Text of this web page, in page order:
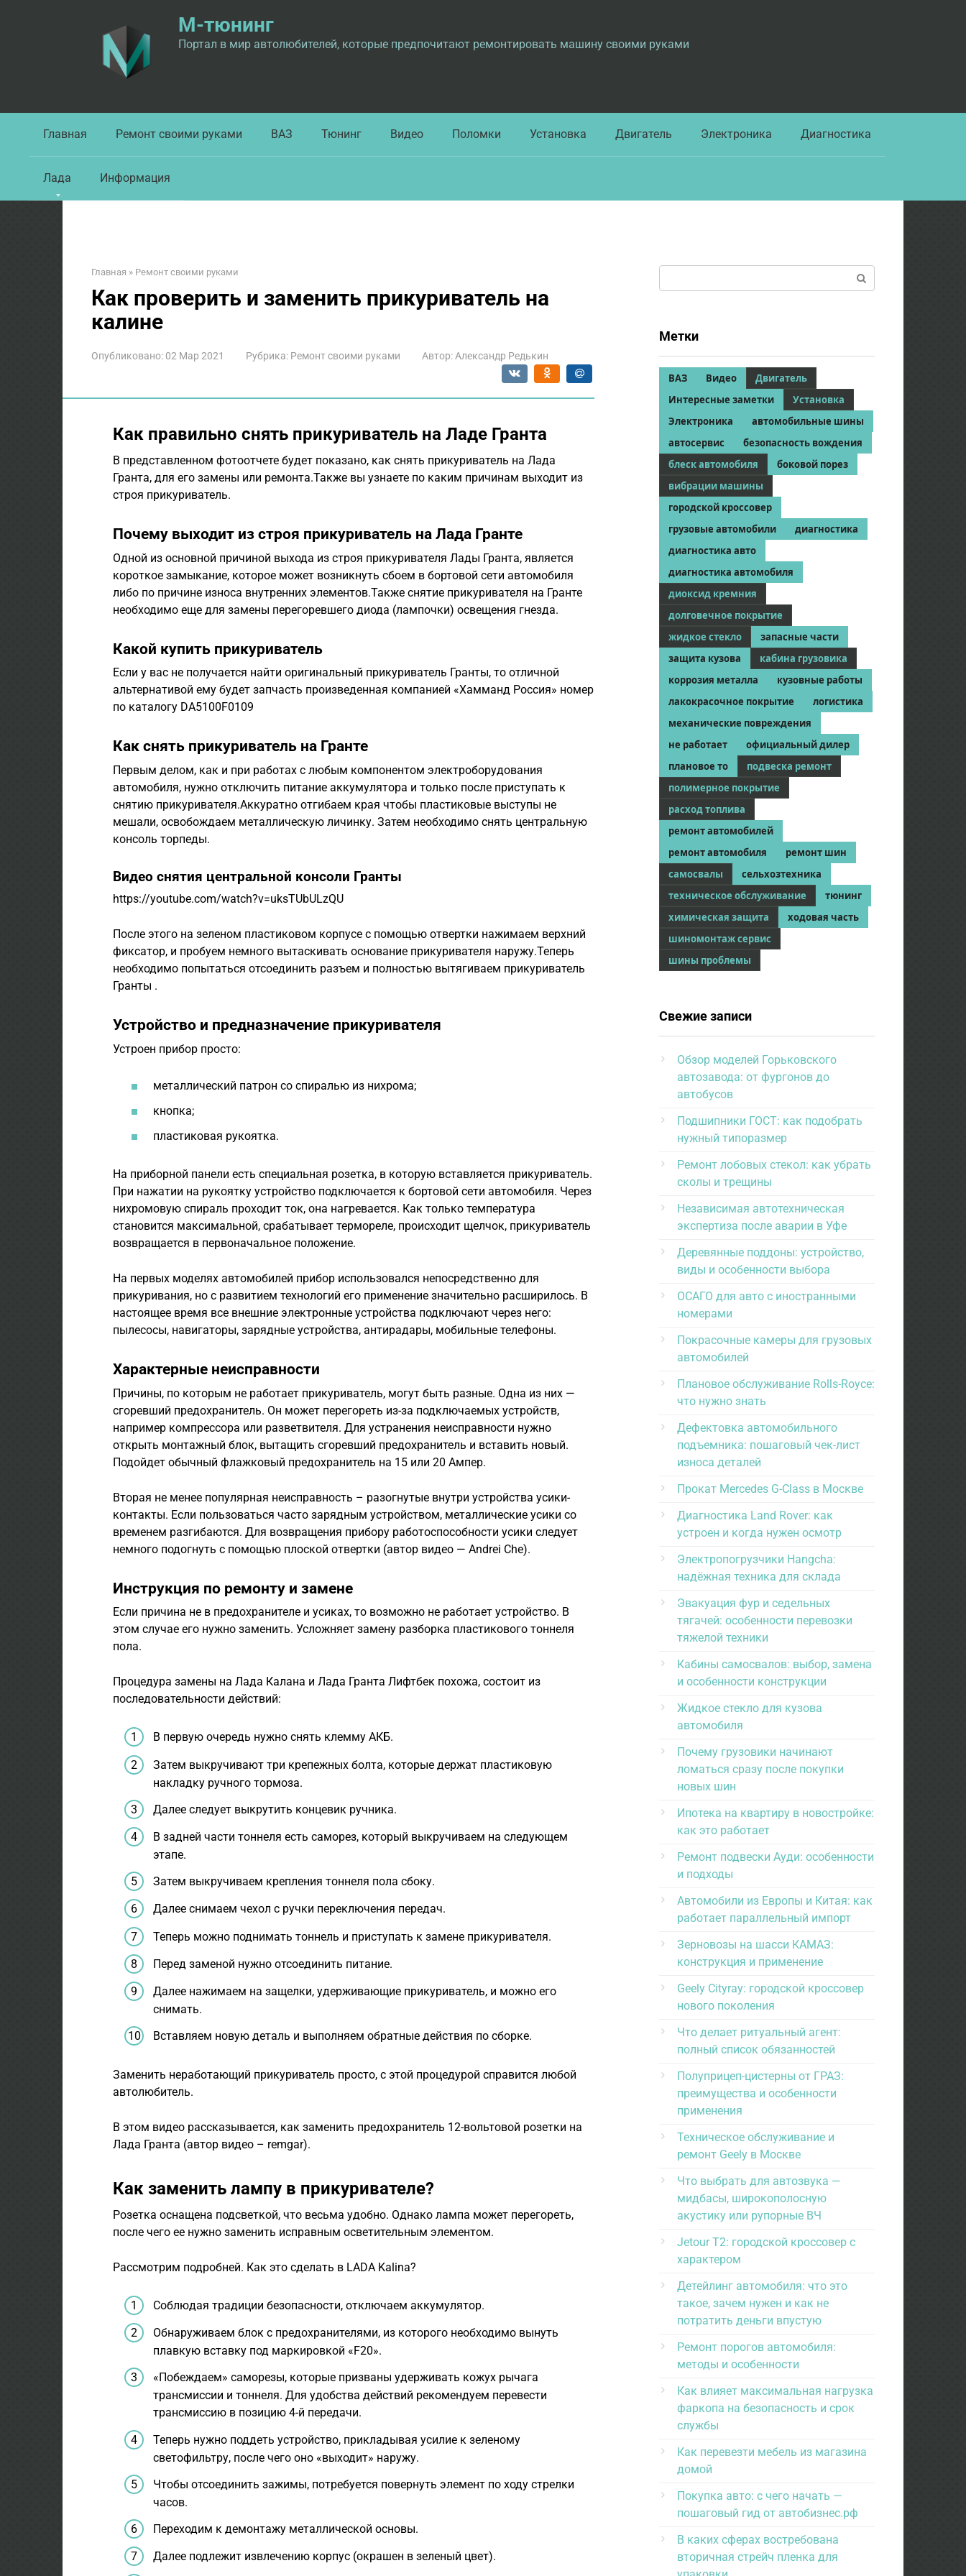
М-тюнинг
Портал в мир автолюбителей, которые предпочитают ремонтировать машину своими руками
Главная Ремонт своими руками ВАЗ Тюнинг Видео Поломки Установка Двигатель Электроника Диагностика
Лада Информация
Главная » Ремонт своими руками
Как проверить и заменить прикуриватель на
калине
Опубликовано: 02 Мар 2021 Рубрика: Ремонт своими руками Автор: Александр Редькин
Как правильно снять прикуриватель на Ладе Гранта
В представленном фотоотчете будет показано, как снять прикуриватель на Лада
Гранта, для его замены или ремонта.Также вы узнаете по каким причинам выходит из
строя прикуриватель.
Почему выходит из строя прикуриватель на Лада Гранте
Одной из основной причиной выхода из строя прикуривателя Лады Гранта, является
короткое замыкание, которое может возникнуть сбоем в бортовой сети автомобиля
либо по причине износа внутренних элементов.Также снятие прикуривателя на Гранте
необходимо еще для замены перегоревшего диода (лампочки) освещения гнезда.
Какой купить прикуриватель
Если у вас не получается найти оригинальный прикуриватель Гранты, то отличной
альтернативой ему будет запчасть произведенная компанией «Хамманд Россия» номер
по каталогу DA5100F0109
Как снять прикуриватель на Гранте
Первым делом, как и при работах с любым компонентом электроборудования
автомобиля, нужно отключить питание аккумулятора и только после приступать к
снятию прикуривателя.Аккуратно отгибаем края чтобы пластиковые выступы не
мешали, освобождаем металлическую личинку. Затем необходимо снять центральную
консоль торпеды.
Видео снятия центральной консоли Гранты
https://youtube.com/watch?v=uksTUbULzQU
После этого на зеленом пластиковом корпусе с помощью отвертки нажимаем верхний
фиксатор, и пробуем немного вытаскивать основание прикуривателя наружу.Теперь
необходимо попытаться отсоединить разъем и полностью вытягиваем прикуриватель
Гранты .
Устройство и предназначение прикуривателя
Устроен прибор просто:
металлический патрон со спиралью из нихрома;
кнопка;
пластиковая рукоятка.
На приборной панели есть специальная розетка, в которую вставляется прикуриватель.
При нажатии на рукоятку устройство подключается к бортовой сети автомобиля. Через
нихромовую спираль проходит ток, она нагревается. Как только температура
становится максимальной, срабатывает термореле, происходит щелчок, прикуриватель
возвращается в первоначальное положение.
На первых моделях автомобилей прибор использовался непосредственно для
прикуривания, но с развитием технологий его применение значительно расширилось. В
настоящее время все внешние электронные устройства подключают через него:
пылесосы, навигаторы, зарядные устройства, антирадары, мобильные телефоны.
Характерные неисправности
Причины, по которым не работает прикуриватель, могут быть разные. Одна из них —
сгоревший предохранитель. Он может перегореть из-за подключаемых устройств,
например компрессора или разветвителя. Для устранения неисправности нужно
открыть монтажный блок, вытащить сгоревший предохранитель и вставить новый.
Подойдет обычный флажковый предохранитель на 15 или 20 Ампер.
Вторая не менее популярная неисправность – разогнутые внутри устройства усики-
контакты. Если пользоваться часто зарядным устройством, металлические усики со
временем разгибаются. Для возвращения прибору работоспособности усики следует
немного подогнуть с помощью плоской отвертки (автор видео — Andrei Che).
Инструкция по ремонту и замене
Если причина не в предохранителе и усиках, то возможно не работает устройство. В
этом случае его нужно заменить. Усложняет замену разборка пластикового тоннеля
пола.
Процедура замены на Лада Калана и Лада Гранта Лифтбек похожа, состоит из
последовательности действий:
В первую очередь нужно снять клемму АКБ.
Затем выкручивают три крепежных болта, которые держат пластиковую
накладку ручного тормоза.
Далее следует выкрутить концевик ручника.
В задней части тоннеля есть саморез, который выкручиваем на следующем
этапе.
Затем выкручиваем крепления тоннеля пола сбоку.
Далее снимаем чехол с ручки переключения передач.
Теперь можно поднимать тоннель и приступать к замене прикуривателя.
Перед заменой нужно отсоединить питание.
Далее нажимаем на защелки, удерживающие прикуриватель, и можно его
снимать.
Вставляем новую деталь и выполняем обратные действия по сборке.
Заменить неработающий прикуриватель просто, с этой процедурой справится любой
автолюбитель.
В этом видео рассказывается, как заменить предохранитель 12-вольтовой розетки на
Лада Гранта (автор видео – remgar).
Как заменить лампу в прикуривателе?
Розетка оснащена подсветкой, что весьма удобно. Однако лампа может перегореть,
после чего ее нужно заменить исправным осветительным элементом.
Рассмотрим подробней. Как это сделать в LADA Kalina?
Соблюдая традиции безопасности, отключаем аккумулятор.
Обнаруживаем блок с предохранителями, из которого необходимо вынуть
плавкую вставку под маркировкой «F20».
«Побеждаем» саморезы, которые призваны удерживать кожух рычага
трансмиссии и тоннеля. Для удобства действий рекомендуем перевести
трансмиссию в позицию 4-й передачи.
Теперь нужно поддеть устройство, прикладывая усилие к зеленому
светофильтру, после чего оно «выходит» наружу.
Чтобы отсоединить зажимы, потребуется повернуть элемент по ходу стрелки
часов.
Переходим к демонтажу металлической основы.
Далее подлежит извлечению корпус (окрашен в зеленый цвет).
Метки
ВАЗ Видео
Двигатель
Интересные заметки
Установка
Электроника
автомобильные шины
автосервис
безопасность вождения
блеск автомобиля
боковой порез
вибрации машины
городской кроссовер
грузовые автомобили
диагностика
диагностика авто
диагностика автомобиля
диоксид кремния
долговечное покрытие
жидкое стекло
запасные части
защита кузова
кабина грузовика
коррозия металла
кузовные работы
лакокрасочное покрытие
логистика
механические повреждения
не работает
официальный дилер
плановое то
подвеска ремонт
полимерное покрытие
расход топлива
ремонт автомобилей
ремонт автомобиля
ремонт шин
самосвалы
сельхозтехника
техническое обслуживание
тюнинг
химическая защита
ходовая часть
шиномонтаж сервис
шины проблемы
Свежие записи
Обзор моделей Горьковского
автозавода: от фургонов до
автобусов
Подшипники ГОСТ: как подобрать
нужный типоразмер
Ремонт лобовых стекол: как убрать
сколы и трещины
Независимая автотехническая
экспертиза после аварии в Уфе
Деревянные поддоны: устройство,
виды и особенности выбора
ОСАГО для авто с иностранными
номерами
Покрасочные камеры для грузовых
автомобилей
Плановое обслуживание Rolls-Royce:
что нужно знать
Дефектовка автомобильного
подъемника: пошаговый чек-лист
износа деталей
Прокат Mercedes G-Class в Москве
Диагностика Land Rover: как
устроен и когда нужен осмотр
Электропогрузчики Hangcha:
надёжная техника для склада
Эвакуация фур и седельных
тягачей: особенности перевозки
тяжелой техники
Кабины самосвалов: выбор, замена
и особенности конструкции
Жидкое стекло для кузова
автомобиля
Почему грузовики начинают
ломаться сразу после покупки
новых шин
Ипотека на квартиру в новостройке:
как это работает
Ремонт подвески Ауди: особенности
и подходы
Автомобили из Европы и Китая: как
работает параллельный импорт
Зерновозы на шасси КАМАЗ:
конструкция и применение
Geely Cityray: городской кроссовер
нового поколения
Что делает ритуальный агент:
полный список обязанностей
Полуприцеп-цистерны от ГРАЗ:
преимущества и особенности
применения
Техническое обслуживание и
ремонт Geely в Москве
Что выбрать для автозвука —
мидбасы, широкополосную
акустику или рупорные ВЧ
Jetour T2: городской кроссовер с
характером
Детейлинг автомобиля: что это
такое, зачем нужен и как не
потратить деньги впустую
Ремонт порогов автомобиля:
методы и особенности
Как влияет максимальная нагрузка
фаркопа на безопасность и срок
службы
Как перевезти мебель из магазина
домой
Покупка авто: с чего начать —
пошаговый гид от автобизнес.рф
В каких сферах востребована
вторичная стрейч пленка для